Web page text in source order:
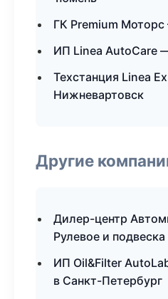
ГК Premium
ИП Linea AutoCare
Техстанция Linea
Нижневартовск
Другие
Дилер-центр
Рулевое и
ИП Oil&Filter
в Санкт-Петербург